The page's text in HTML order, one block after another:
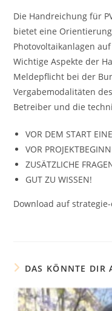
Die Handreichung für
bietet eine
Photovoltaikanlagen
Wichtige Aspekte der
Meldepflicht bei der
Vergabemodalitäten
Betreiber und die
VOR DEM START
VOR PROJEKTBEGINN
ZUSÄTZLICHE
GUT ZU WISSEN!
Download auf
DAS KÖNNTE DIR